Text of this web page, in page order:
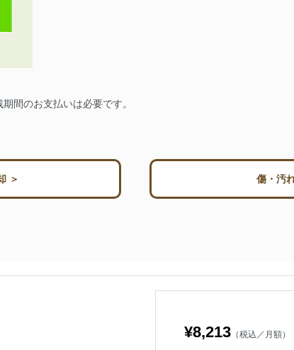
間のお支払いは必要です。
＞ 傷・汚
¥8,213（税込／月額）